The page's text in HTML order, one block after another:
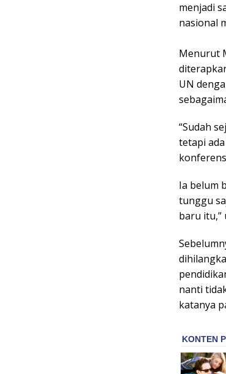
menjadi
nasional
Menurut
UN
“Sudah
tetapi
Ia belum
tunggu
baru itu,”
nanti
katanya